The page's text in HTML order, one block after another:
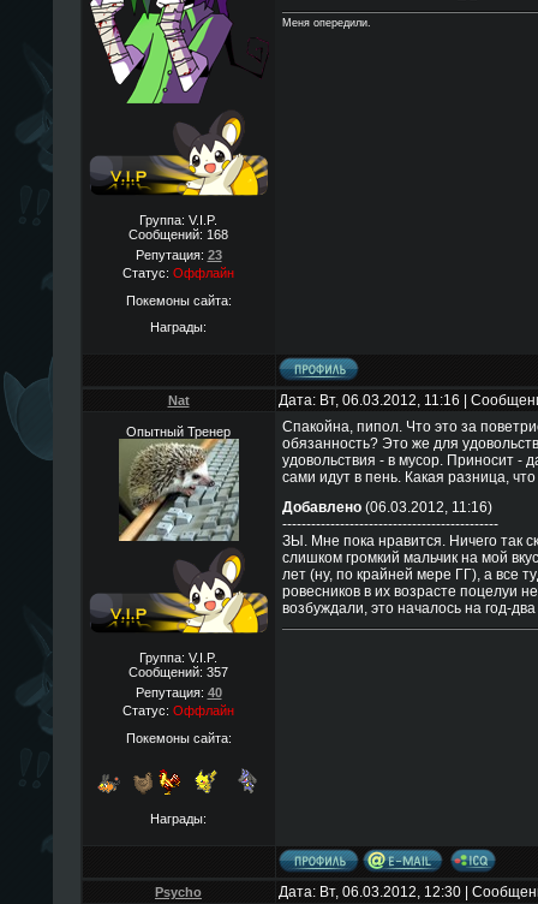
Группа: V.I.P.
Сообщений: 168
Репутация: 23
Статус: Оффлайн
Покемоны сайта:
Награды:
Меня опередили.
Nat Дата: Вт, 06.03.2012, 11:16 |
Опытный Тренер
Группа: V.I.P.
Сообщений: 357
Репутация: 40
Статус: Оффлайн
Покемоны сайта:
Награды:
Спакойна, пипол. Что это за
обязанность? Это же для
удовольствия - в мусор. Приносит -
сами идут в пень. Какая разница,
Добавлено(06.03.2012, 11:16)
---------------------------------------------
ЗЫ. Мне пока нравится. Ничего так
слишком громкий мальчик на мой
лет (ну, по крайней мере ГГ), а все
ровесников в их возрасте поцелуи
возбуждали, это началось на год-
Psycho Дата: Вт, 06.03.2012, 12:30 |